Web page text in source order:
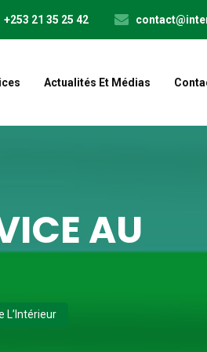
+253 21 35 25 42
Actualités Et Médias
AU
L’Intérieur